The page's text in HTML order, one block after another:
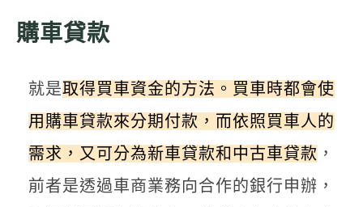
購車貸款
就是取得買車資金的方法。買車時都會使
用購車貸款來分期付款，而依照買車人的
需求，又可分為新車貸款和中古車貸款 ，
前者是透過車商業務向合作的銀行申辦，